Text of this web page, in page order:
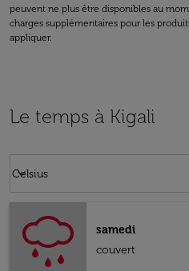
peuvent ne plus être disponibles au
charges supplémentaires pour les
appliquer.
Le temps à Kigali
Celsius
keyboard_arrow_down
samedi
couvert